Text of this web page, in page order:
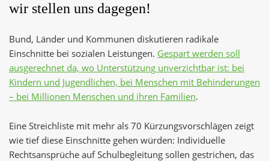
wir stellen uns dagegen!
Bund, Länder und Kommunen diskutieren radikale
Einschnitte bei sozialen Leistungen. Gespart werden soll
ausgerechnet da, wo Unterstützung unverzichtbar ist: bei
Kindern und Jugendlichen, bei Menschen mit Behinderungen
– bei Millionen Menschen und ihren Familien.
Eine Streichliste mit mehr als 70 Kürzungsvorschlägen zeigt
wie tief diese Einschnitte gehen würden: Individuelle
Rechtsansprüche auf Schulbegleitung sollen gestrichen, das